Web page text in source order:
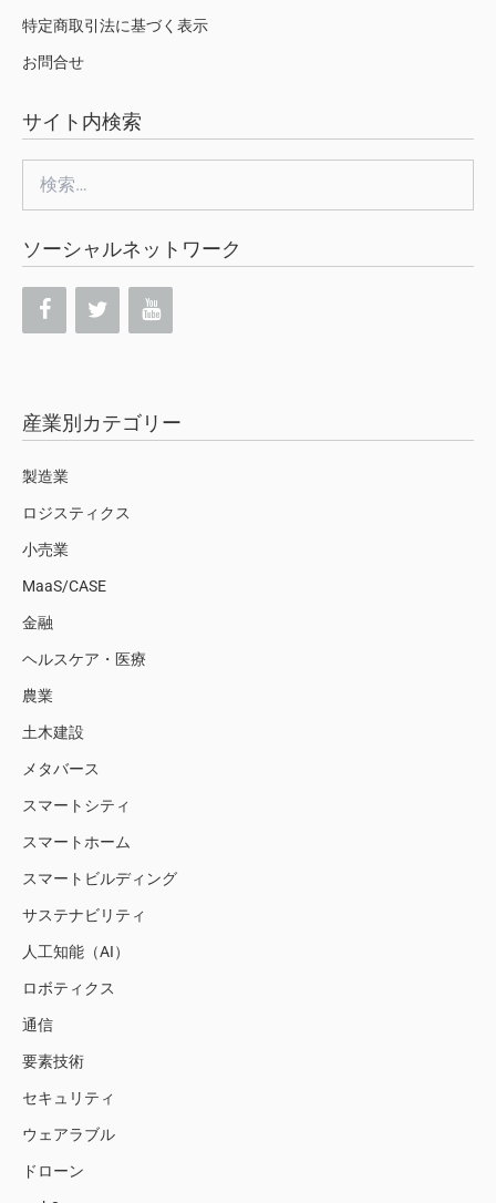
特定商取引法に基づく表示
お問合せ
サイト内検索
索:
ソーシャルネットワーク
産業別カテゴリー
製造業
ロジスティクス
小売業
MaaS/CASE
金融
ヘルスケア・医療
農業
土木建設
メタバース
スマートシティ
スマートホーム
スマートビルディング
サステナビリティ
人工知能（AI）
ロボティクス
通信
要素技術
セキュリティ
ウェアラブル
ドローン